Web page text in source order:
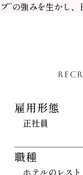
プ”の強みを生かし
雇用形態
正社員
職種
ホテルのレス